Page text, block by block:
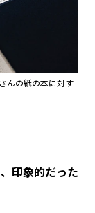
んの紙の本に対す
印象的だった